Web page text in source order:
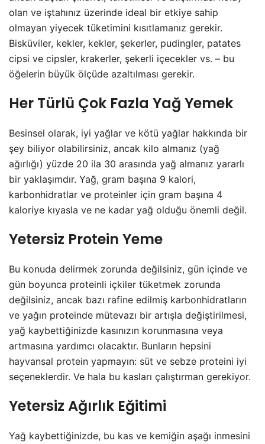
olan ve iştahınız üzerinde ideal bir etkiye sahip
olmayan yiyecek tüketimini kısıtlamanız gerekir.
Bisküviler, kekler, kekler, şekerler, pudingler, patates
cipsi ve cipsler, krakerler, şekerli içecekler vs. – bu
öğelerin büyük ölçüde azaltılması gerekir.
Her Türlü Çok Fazla Yağ Yemek
Besinsel olarak, iyi yağlar ve kötü yağlar hakkında bir
şey biliyor olabilirsiniz, ancak kilo almanız (yağ
ağırlığı) yüzde 20 ila 30 arasında yağ almanız yararlı
bir yaklaşımdır. Yağ, gram başına 9 kalori,
karbonhidratlar ve proteinler için gram başına 4
kaloriye kıyasla ve ne kadar yağ olduğu önemli değil.
Yetersiz Protein Yeme
Bu konuda delirmek zorunda değilsiniz, gün içinde ve
gün boyunca proteinli içkiler tüketmek zorunda
değilsiniz, ancak bazı rafine edilmiş karbonhidratların
ve yağın proteinde mütevazı bir artışla değiştirilmesi,
yağ kaybettiğinizde kasınızın korunmasına veya
artmasına yardımcı olacaktır. Bunların hepsini
hayvansal protein yapmayın: süt ve sebze proteini iyi
seçeneklerdir. Ve hala bu kasları çalıştırman gerekiyor.
Yetersiz Ağırlık Eğitimi
Yağ kaybettiğinizde, bu kas ve kemiğin aşağı inmesini